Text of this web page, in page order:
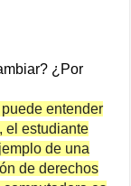
¿Por
entender
el estudiante
de una
de derechos